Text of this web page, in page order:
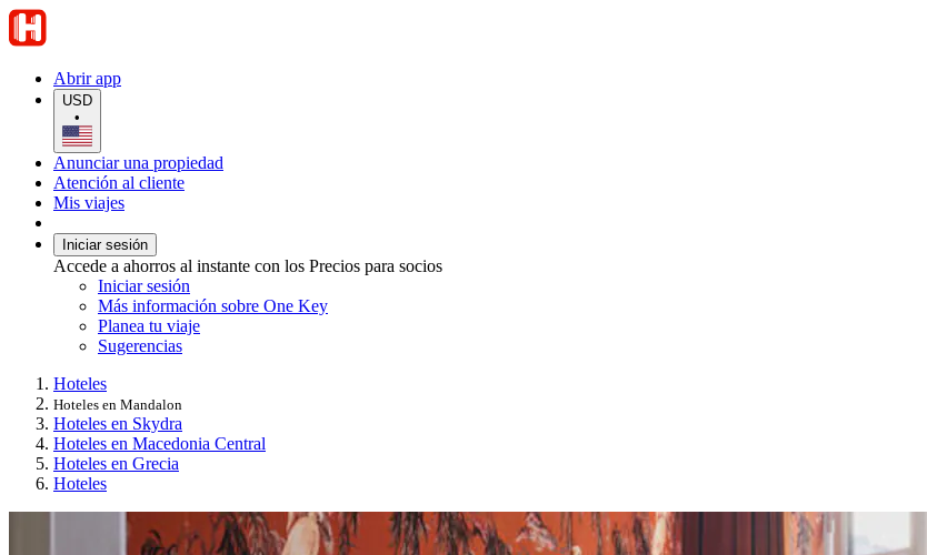
Abrir app
USD
•
Anunciar una propiedad
Atención al cliente
Mis viajes
Iniciar sesión
Accede a ahorros al instante con los Precios para socios
Iniciar sesión
Más información sobre One Key
Planea tu viaje
Sugerencias
Hoteles
Hoteles en Mandalon
Hoteles en Skydra
Hoteles en Macedonia Central
Hoteles en Grecia
Hoteles